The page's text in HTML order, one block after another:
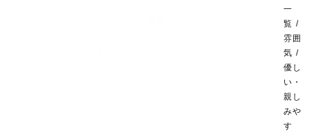
一
覧
雰囲
気
優し
い・
親し
みや
す